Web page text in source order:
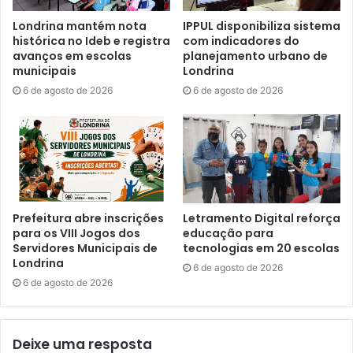
assistente social ou oferecer apoio psicológico por
telefone, desde que devidamente formado e apto; entre
outras atividades.
manifestou a sua gratidão aos voluntários. “Em nome da
cidade de Londrina, a Secretaria Municipal de Saúde
expressa a sua gratidão a estes voluntários, que diante de
um cenário de uma pandemia, nos procuraram para
disponibilizar o seu tempo, no sentido de ajudar toda a
cidade. Nossa eterna gratidão a estas pessoas
abençoadas, que querem ajudar”, disse.
Segundo Machado, nos próximos dias os voluntários
começarão a ser chamados para o início do trabalho.
áreas de atuação destas pessoas, para que,
Londrina mantém nota
histórica no Ideb e registra
avanços em escolas
municipais
6 de agosto de 2026
IPPUL disponibiliza sistema
com indicadores do
planejamento urbano de
Londrina
6 de agosto de 2026
Prefeitura abre inscrições
para os VIII Jogos dos
Servidores Municipais de
Londrina
6 de agosto de 2026
Letramento Digital reforça
educação para
tecnologias em 20 escolas
6 de agosto de 2026
Deixe uma resposta